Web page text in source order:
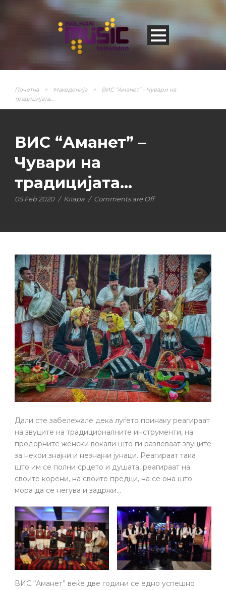
Почетна > Македонија >
ВИС “Аманет” – Чувари на
традицијата…
ВИС “Аманет” –
Чувари на
традицијата…
05 Feb 2020 / Клара / Comments are Off
Дали сте забележале дека луѓето поинаку реагираат
на звуците на традиционалните инструменти, на
продорните женски вокали што ги разлеваат звуците
за некои знајни и незнајни јунаци. Реагираат така
што им се полни срцето и душата, реагираат на
своите корени, на своите предци, на се она што
мора да се негува и задржи…
ВИС “Аманет” веќе две години се едно успешно